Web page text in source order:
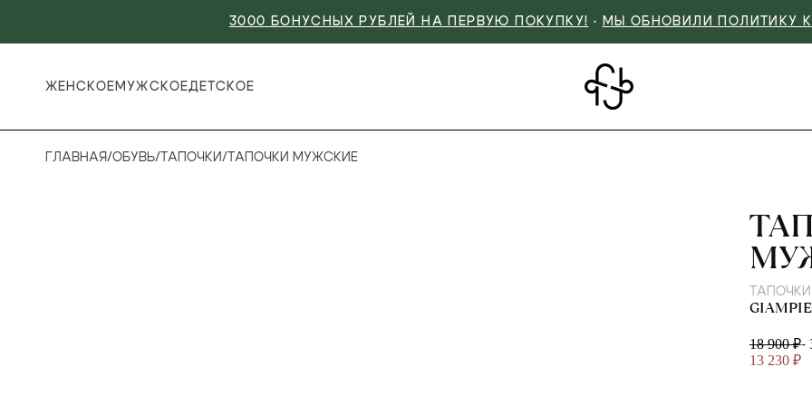
3000 БОНУСНЫХ РУБЛЕЙ НА ПЕРВУЮ ПОКУПКУ! • МЫ ОБНОВИЛИ ПОЛИТИКУ
ЖЕНСКОЕ МУЖСКОЕДЕТСКОЕ
ГЛАВНАЯ/ОБУВЬ/ ТАПОЧКИ/ ТАПОЧКИ МУЖСКИЕ
ТАПОЧКИ
18 900 ₽-
13 230 ₽